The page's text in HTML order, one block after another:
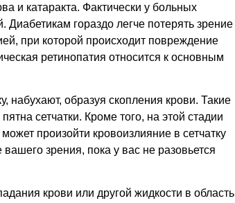
и катаракта. Фактически у больных
гораздо легче потерять зрение
при которой происходит повреждение
ретинопатия относится к основным
набухают, образуя скопления крови. Такие
сетчатки. Кроме того, на этой стадии
произойти кровоизлияние в сетчатку
зрения, пока у вас не разовьется
крови или другой жидкости в область